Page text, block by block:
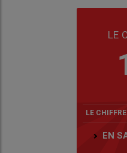
LE
LE
EN